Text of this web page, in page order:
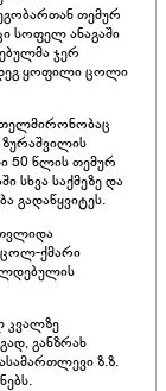
თემურ
სოფელ ანაგაში
ჯერ
ყოფილი ცოლი
50 წლის თემურ
სხვა საქმეზე და
გადაწყვიტეს.
ქმარი
კვალზე
განზრახ
ზ.ზ.